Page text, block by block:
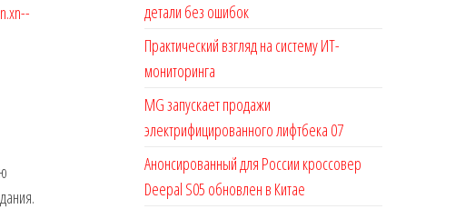
детали без ошибок
Практический взгляд на систему ИТ-
мониторинга
MG запускает продажи
электрифицированного лифтбека 07
Анонсированный для России кроссовер
Deepal S05 обновлен в Китае